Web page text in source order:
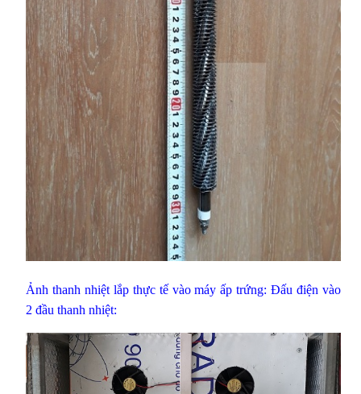
Ảnh thanh nhiệt lắp thực tế vào máy ấp trứng: Đấu điện vào
2 đầu thanh nhiệt: